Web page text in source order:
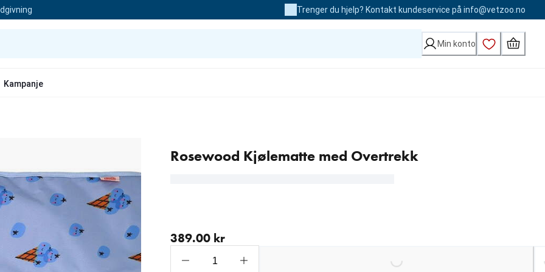
Trenger du hjelp? Kontakt kundeservice på info@vetzoo.no
Min konto
Kampanje
Rosewood Kjølematte med Overtrekk
389.00 kr
Loading...